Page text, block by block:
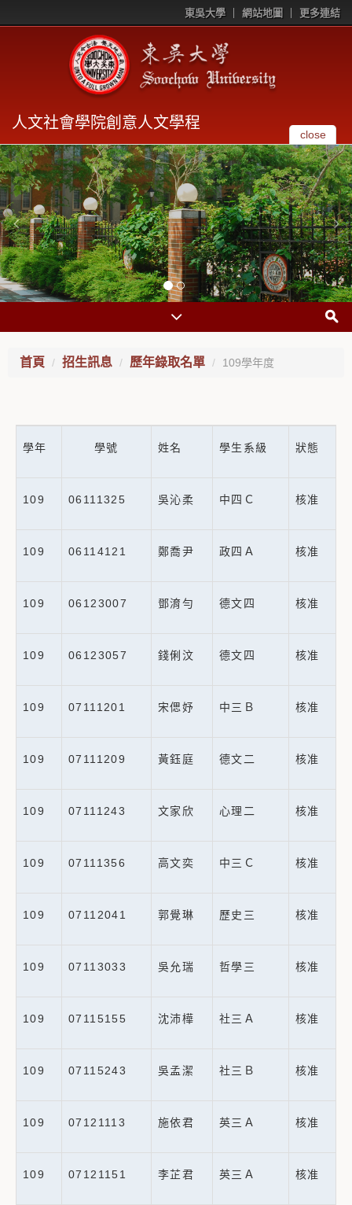
東吳大學 網站地圖 更多連結
人文社會學院創意人文學程
close
首頁 招生訊息 歷年錄取名單 109學年度
學年 學號 姓名 學生系級 狀態
109 06111325 吳沁柔 中四Ｃ 核准
109 06114121 鄭喬尹 政四Ａ 核准
109 06123007 鄧淯勻 德文四 核准
109 06123057 錢俐汶 德文四 核准
109 07111201 宋偲妤 中三Ｂ 核准
109 07111209 黃鈺庭 德文二 核准
109 07111243 文家欣 心理二 核准
109 07111356 高文奕 中三Ｃ 核准
109 07112041 郭覺琳 歷史三 核准
109 07113033 吳允瑞 哲學三 核准
109 07115155 沈沛樺 社三Ａ 核准
109 07115243 吳孟潔 社三Ｂ 核准
109 07121113 施依君 英三Ａ 核准
109 07121151 李芷君 英三Ａ 核准